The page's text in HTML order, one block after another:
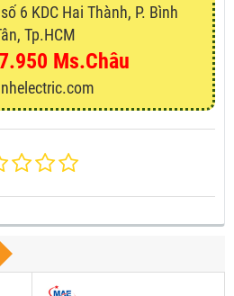
6 KDC Hai Thành, P. Bình
Tp.HCM
Ms.Châu